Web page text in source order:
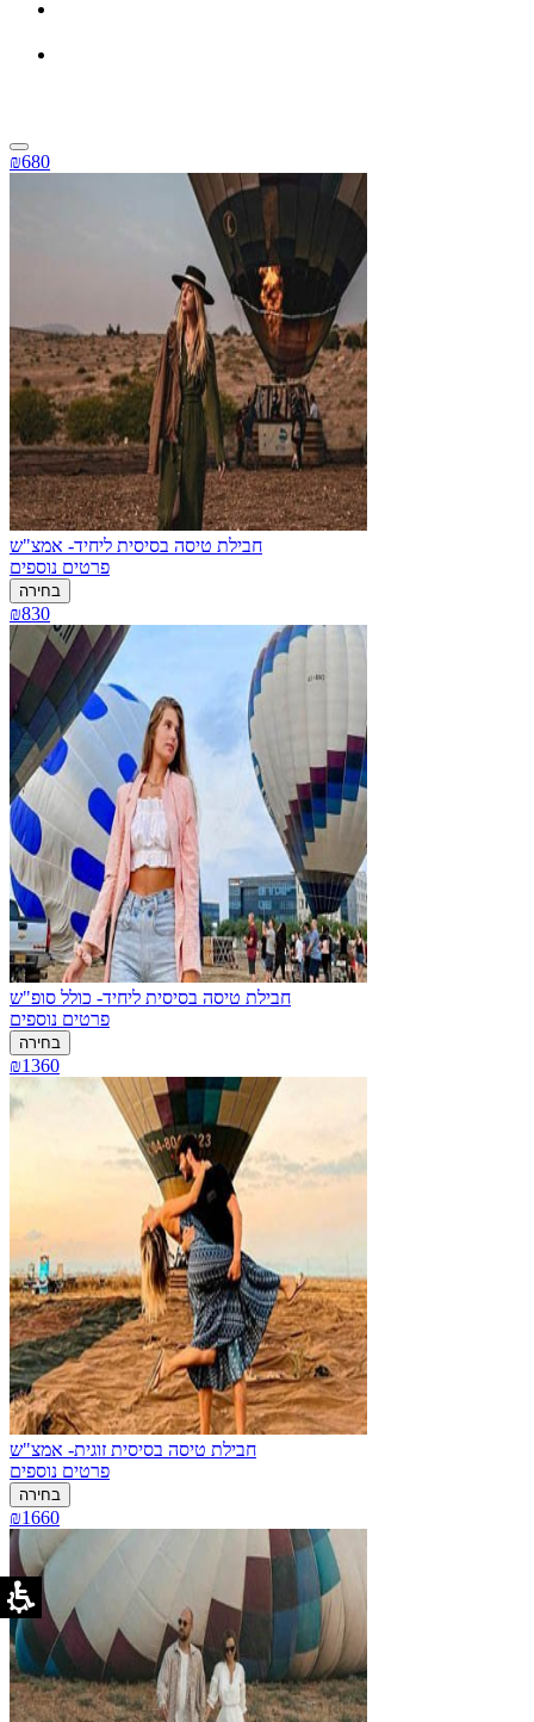
₪680
חבילת טיסה בסיסית ליחיד- אמצ"ש
פרטים נוספים
בחירה
₪830
חבילת טיסה בסיסית ליחיד- כולל סופ"ש
פרטים נוספים
בחירה
₪1360
חבילת טיסה בסיסית זוגית- אמצ"ש
פרטים נוספים
בחירה
₪1660